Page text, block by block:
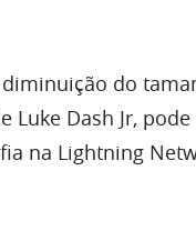
do
Dash Jr,
na Lightning